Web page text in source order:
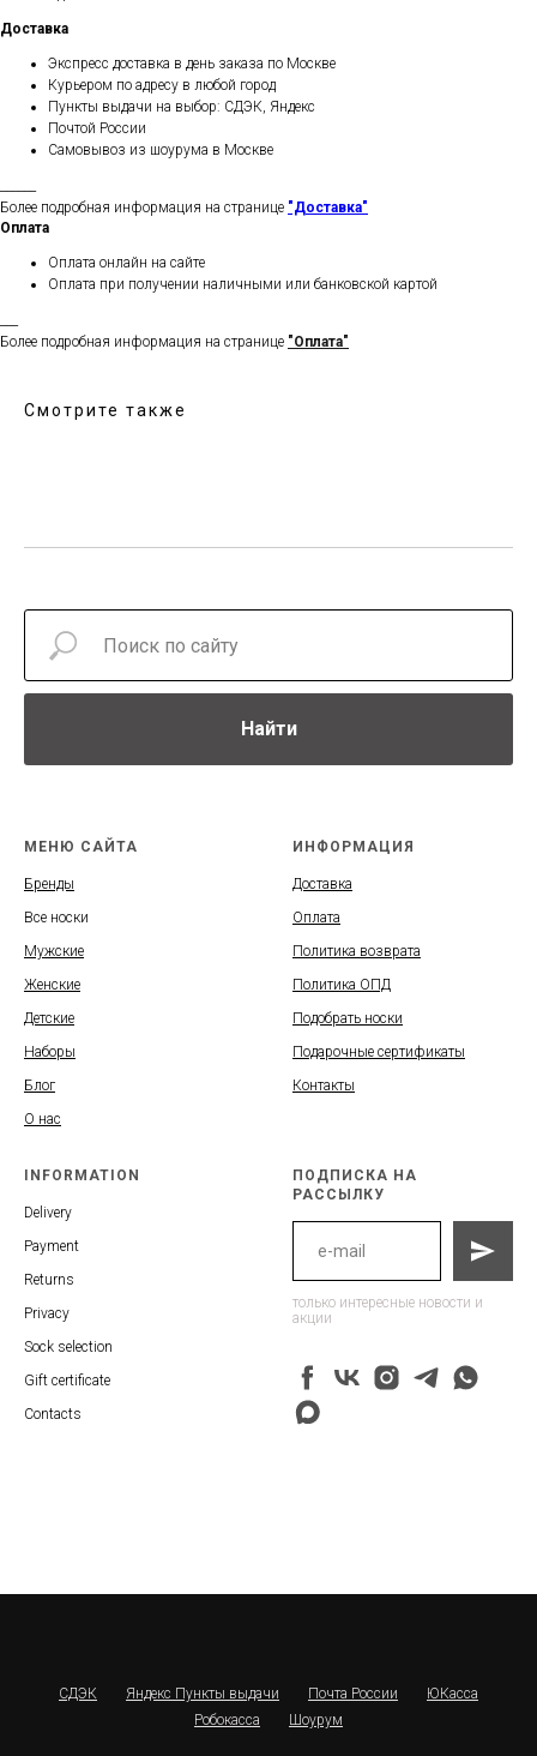
Доставка
Экспресс доставка в день заказа по Москве
Курьером по адресу в любой город
Пункты выдачи на выбор: СДЭК, Яндекс
Почтой России
Самовывоз из шоурума в Москве
Более подробная информация на странице "Доставка"
Оплата
Оплата онлайн на сайте
Оплата при получении наличными или банковской картой
Более подробная информация на странице "Оплата"
Смотрите также
Найти
МЕНЮ САЙТА
Бренды
Все носки
Мужские
Женские
Детские
Наборы
Блог
О нас
ИНФОРМАЦИЯ
Доставка
Оплата
Политика возврата
Политика ОПД
Подобрать носки
Подарочные сертификаты
Контакты
INFORMATION
Delivery
Payment
Returns
Privacy
Sock selection
Gift certificate
Contacts
ПОДПИСКА НА
РАССЫЛКУ
только интересные новости и
акции
СДЭК Яндекс Пункты выдачи Почта России
ЮКасса
Робокасса
Шоурум